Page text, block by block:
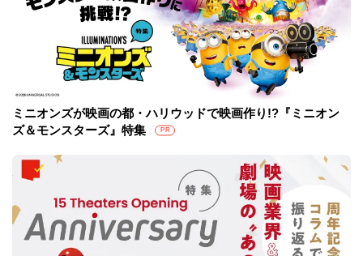
ミニオンズが映画の都・ハリウッドで映画作り!?『ミニオン
ズ＆モンスターズ』特集
PR